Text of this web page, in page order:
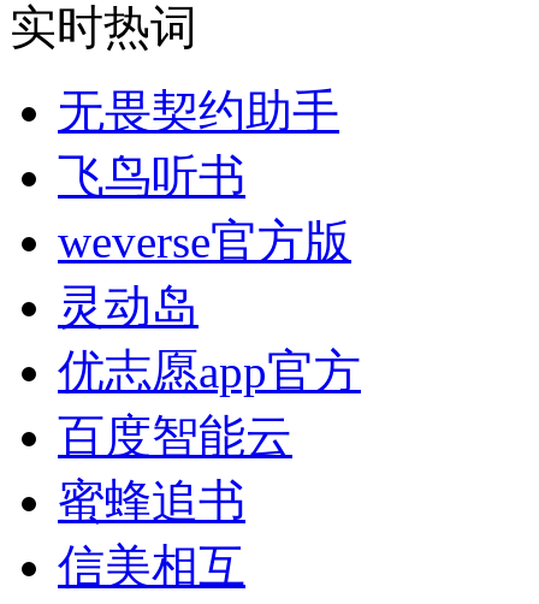
实时热词
无畏契约助手
飞鸟听书
weverse官方版
灵动岛
优志愿app官方
百度智能云
蜜蜂追书
信美相互